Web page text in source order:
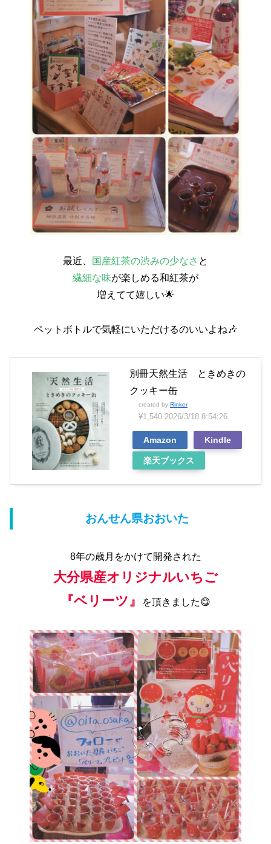
最近、 国産紅茶の渋みの少なさ と
繊細な味が楽しめる和紅茶が
増えてて嬉しい︎🌟
ペットボトルで気軽にいただけるのいいよね🎶
別冊天然生活 ときめきの
クッキー缶
created by Rinker
¥1,540 2026/3/18 8:54:26
Amazon Kindle
楽天ブックス
おんせん県おおいた
8年の歳月をかけて開発された
大分県産オリジナルいちご
『ベリーツ』
を頂きました😋